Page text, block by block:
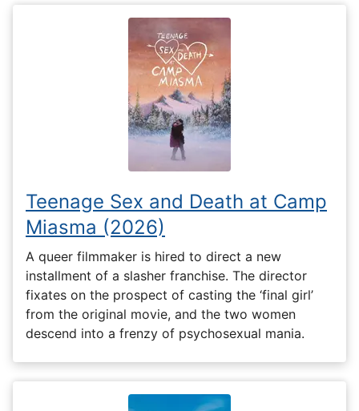
Teenage Sex and Death at Camp
Miasma (2026)
A queer filmmaker is hired to direct a new
installment of a slasher franchise. The director
fixates on the prospect of casting the ‘final girl’
from the original movie, and the two women
descend into a frenzy of psychosexual mania.